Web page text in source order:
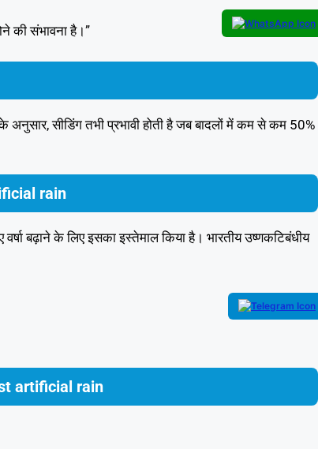
की संभावना है।”
अनुसार, सीडिंग तभी प्रभावी होती है जब बादलों में कम से कम 50%
rain
बढ़ाने के लिए इसका इस्तेमाल किया है। भारतीय उष्णकटिबंधीय
artificial rain